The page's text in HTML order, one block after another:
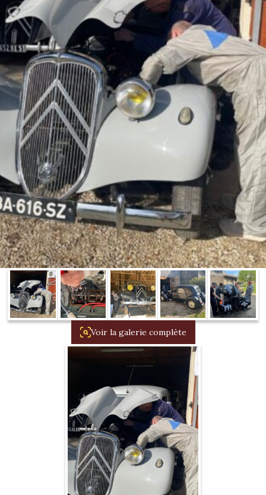
Notre local
La Boutique
Les pièces
L’assurance
Liens
La Revue
Les salons
La traction
La Traction des
membres
Bibliographie
Présentation 11
Présentation 15 six
Evolution 7 et 11 -
1934/1941
Evolution 11 –
1945/1952
Evolution 11 –
La 15/6 G –
1938/1947
La 15/6 D –
1947/1955
La 15/6 H –
1954/1956
Voir la galerie complète